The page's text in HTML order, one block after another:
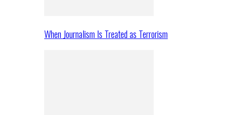
When Journalism Is Treated as Terrorism